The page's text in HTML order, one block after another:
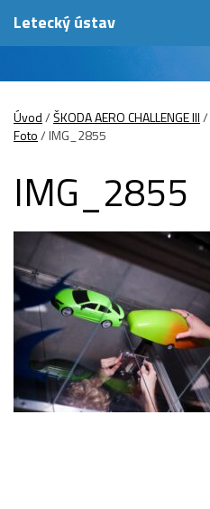
Letecký ústav
Úvod/ŠKODA AERO CHALLENGE III/
Foto/IMG_2855
IMG_2855